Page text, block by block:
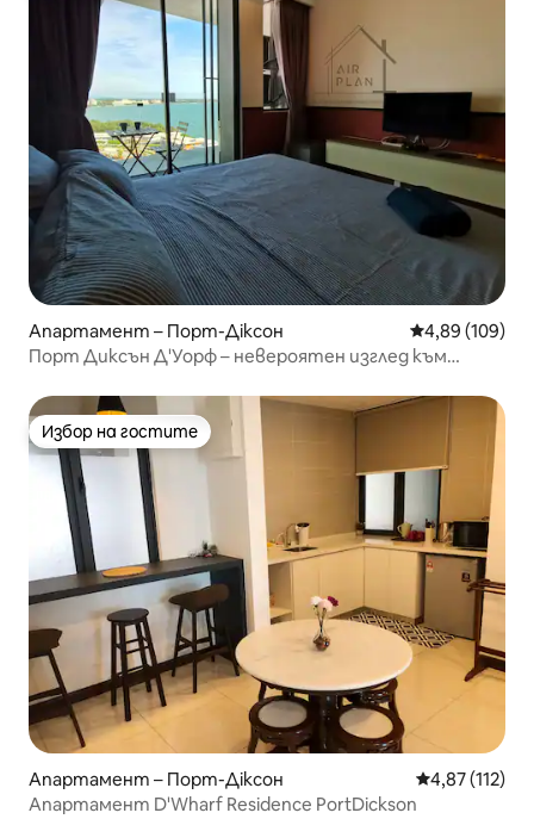
Апартамент – Порт-Діксон Средна
4,89 (109)
Порт Диксън Д'Уорф – невероятен изглед към
Избор на гостите
Избор на гостите
Апартамент – Порт-Діксон Средна
4,87 (112)
Апартамент D'Wharf Residence PortDickson